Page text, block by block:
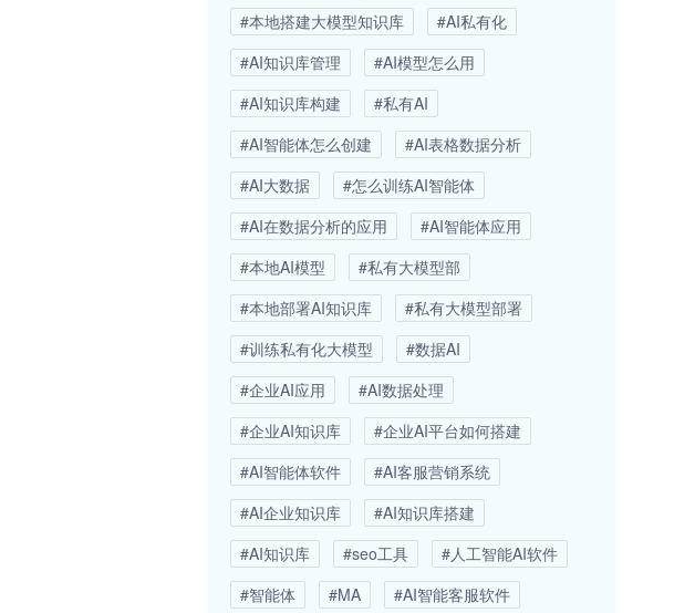
#本地搭建大模型知识库
#AI私有化
#AI知识库管理
#AI模型怎么用
#AI知识库构建
#私有AI
#AI智能体怎么创建
#AI表格数据分析
#AI大数据
#怎么训练AI智能体
#AI在数据分析的应用
#AI智能体应用
#本地AI模型
#私有大模型部
#本地部署AI知识库
#私有大模型部署
#训练私有化大模型
#数据AI
#企业AI应用
#AI数据处理
#企业AI知识库
#企业AI平台如何搭建
#AI智能体软件
#AI客服营销系统
#AI企业知识库
#AI知识库搭建
#AI知识库
#seo工具
#人工智能AI软件
#智能体
#MA
#AI智能客服软件